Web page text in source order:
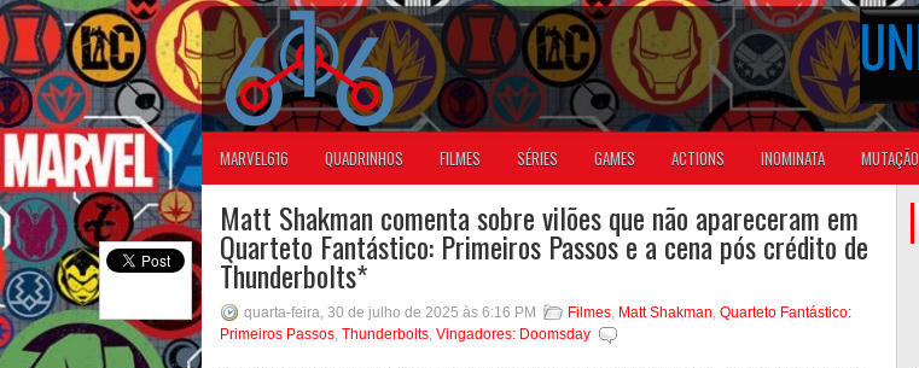
MARVEL616 QUADRINHOS FILMES SÉRIES GAMES ACTIONS INOMINATA MUTAÇÃO
Matt Shakman comenta sobre vilões que não apareceram em
Quarteto Fantástico: Primeiros Passos e a cena pós crédito de
Thunderbolts*
quarta-feira, 30 de julho de 2025 às 6:16 PM Filmes, Matt Shakman, Quarteto Fantástico:
Primeiros Passos, Thunderbolts, Vingadores: Doomsday